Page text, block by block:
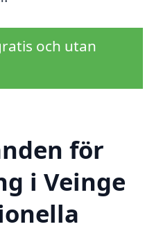
och utan
för
i Veinge